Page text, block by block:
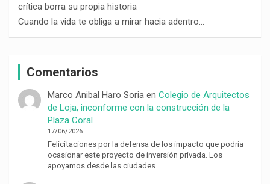
crítica borra su propia historia
Cuando la vida te obliga a mirar hacia adentro…
Comentarios
Marco Anibal Haro Soriaen Colegio de Arquitectos
de Loja, inconforme con la construcción de la
Plaza Coral
17/06/2026
Felicitaciones por la defensa de los impacto que podría
ocasionar este proyecto de inversión privada. Los
apoyamos desde las ciudades…